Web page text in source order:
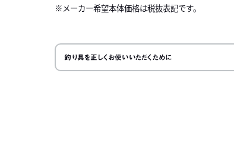
メーカー希望本体価格は税抜表記です。
釣り具を正しくお使いいただくために